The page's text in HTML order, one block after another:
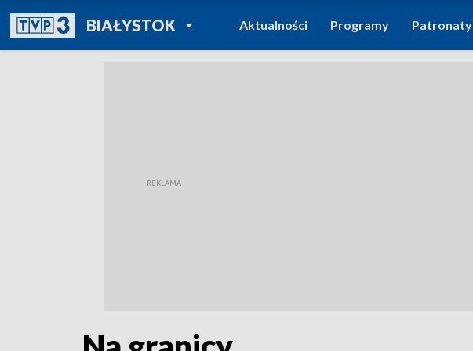
BIAŁYSTOKPOWRÓT DO
TVP REGIONY
Aktualności Programy Patronaty